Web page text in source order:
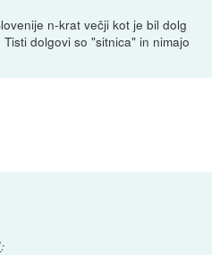
n-krat večji kot je bil dolg
dolgovi so "sitnica" in nimajo
: